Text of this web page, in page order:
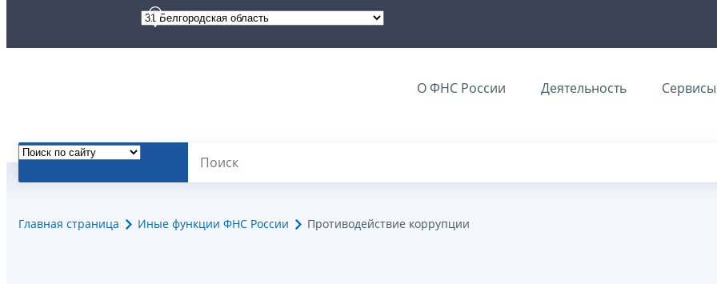
О ФНС России Деятельность Сервисы
Главная страница Иные функции ФНС России Противодействие коррупции